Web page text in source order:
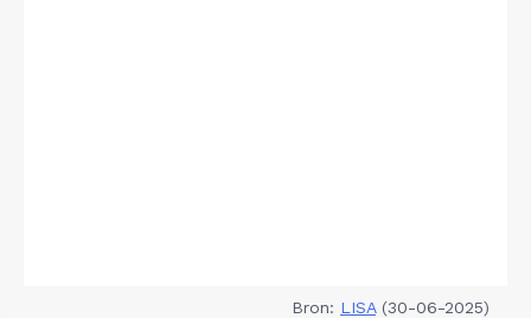
Bron: LISA(30-06-2025)